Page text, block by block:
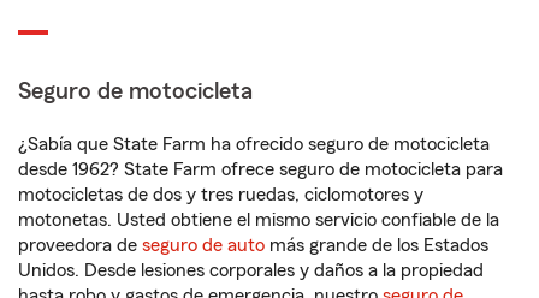
Seguro de motocicleta
¿Sabía que State Farm ha ofrecido seguro de motocicleta
desde 1962? State Farm ofrece seguro de motocicleta para
motocicletas de dos y tres ruedas, ciclomotores y
motonetas. Usted obtiene el mismo servicio confiable de la
proveedora de seguro de auto más grande de los Estados
Unidos. Desde lesiones corporales y daños a la propiedad